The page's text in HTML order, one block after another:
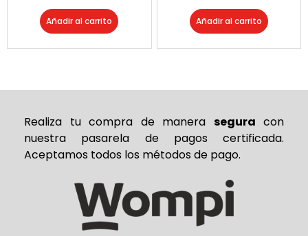
Añadir al carrito Añadir al carrito
Realiza tu compra de manera segura con
nuestra pasarela de pagos certificada.
Aceptamos todos los métodos de pago.